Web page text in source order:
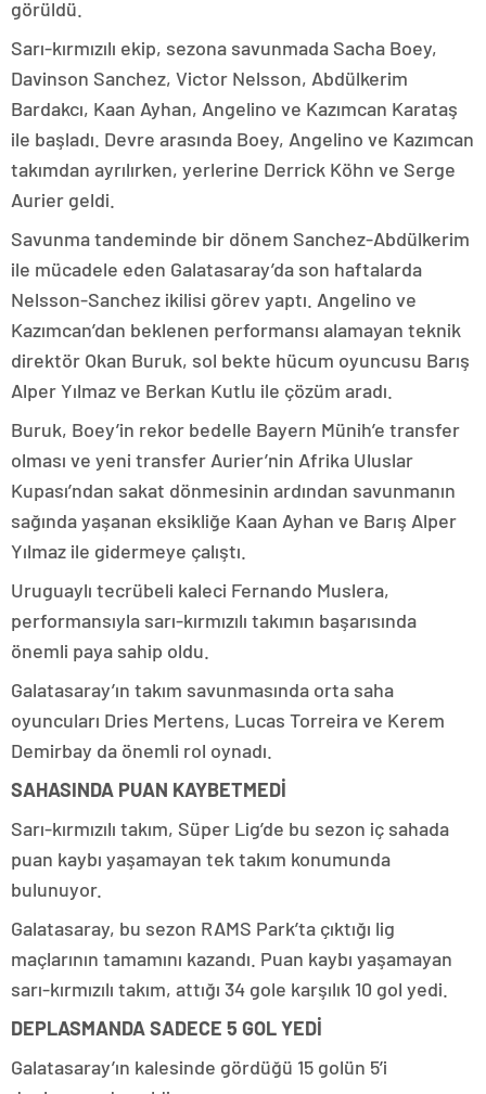
görüldü.
Sarı-kırmızılı ekip, sezona savunmada Sacha Boey,
Davinson Sanchez, Victor Nelsson, Abdülkerim
Bardakcı, Kaan Ayhan, Angelino ve Kazımcan Karataş
ile başladı. Devre arasında Boey, Angelino ve Kazımcan
takımdan ayrılırken, yerlerine Derrick Köhn ve Serge
Aurier geldi.
Savunma tandeminde bir dönem Sanchez-Abdülkerim
ile mücadele eden Galatasaray’da son haftalarda
Nelsson-Sanchez ikilisi görev yaptı. Angelino ve
Kazımcan’dan beklenen performansı alamayan teknik
direktör Okan Buruk, sol bekte hücum oyuncusu Barış
Alper Yılmaz ve Berkan Kutlu ile çözüm aradı.
Buruk, Boey’in rekor bedelle Bayern Münih’e transfer
olması ve yeni transfer Aurier’nin Afrika Uluslar
Kupası’ndan sakat dönmesinin ardından savunmanın
sağında yaşanan eksikliğe Kaan Ayhan ve Barış Alper
Yılmaz ile gidermeye çalıştı.
Uruguaylı tecrübeli kaleci Fernando Muslera,
performansıyla sarı-kırmızılı takımın başarısında
önemli paya sahip oldu.
Galatasaray’ın takım savunmasında orta saha
oyuncuları Dries Mertens, Lucas Torreira ve Kerem
Demirbay da önemli rol oynadı.
SAHASINDA PUAN KAYBETMEDİ
Sarı-kırmızılı takım, Süper Lig’de bu sezon iç sahada
puan kaybı yaşamayan tek takım konumunda
bulunuyor.
Galatasaray, bu sezon RAMS Park’ta çıktığı lig
maçlarının tamamını kazandı. Puan kaybı yaşamayan
sarı-kırmızılı takım, attığı 34 gole karşılık 10 gol yedi.
DEPLASMANDA SADECE 5 GOL YEDİ
Galatasaray’ın kalesinde gördüğü 15 golün 5’i